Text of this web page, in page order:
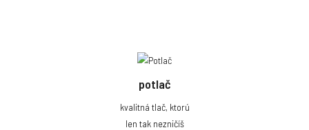
potlač
kvalitná tlač, ktorú
len tak nezničíš